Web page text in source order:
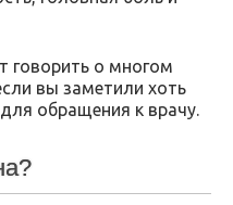
говорить о многом
вы заметили хоть
обращения к врачу.